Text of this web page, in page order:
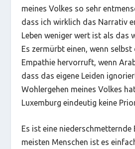
meines Volkes so sehr
dass ich wirklich das Narrativ
Leben weniger wert ist als das
Es zermürbt einen, wenn
Empathie hervorruft, wenn
dass das eigene Leiden
Wohlergehen meines Volkes
Luxemburg eindeutig keine
Es ist eine niederschmetternde
meisten Menschen ist es